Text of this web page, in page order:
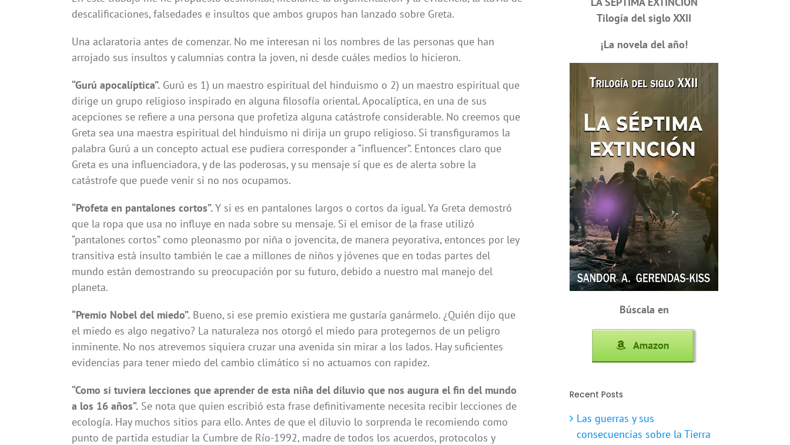
descalificaciones, falsedades e insultos que ambos grupos han lanzado sobre Greta.
Una aclaratoria antes de comenzar. No me interesan ni los nombres de las personas que han
arrojado sus insultos y calumnias contra la joven, ni desde cuáles medios lo hicieron.
“Gurú apocalíptica”. Gurú es 1) un maestro espiritual del hinduismo o 2) un maestro espiritual que
dirige un grupo religioso inspirado en alguna filosofía oriental. Apocalíptica, en una de sus
acepciones se refiere a una persona que profetiza alguna catástrofe considerable. No creemos que
Greta sea una maestra espiritual del hinduismo ni dirija un grupo religioso. Si transfiguramos la
palabra Gurú a un concepto actual ese pudiera corresponder a “influencer”. Entonces claro que
Greta es una influenciadora, y de las poderosas, y su mensaje sí que es de alerta sobre la
catástrofe que puede venir si no nos ocupamos.
“Profeta en pantalones cortos”.Y si es en pantalones largos o cortos da igual. Ya Greta demostró
que la ropa que usa no influye en nada sobre su mensaje. Si el emisor de la frase utilizó
“pantalones cortos” como pleonasmo por niña o jovencita, de manera peyorativa, entonces por ley
transitiva está insulto también le cae a millones de niños y jóvenes que en todas partes del
mundo están demostrando su preocupación por su futuro, debido a nuestro mal manejo del
planeta.
“Premio Nobel del miedo”. Bueno, si ese premio existiera me gustaría ganármelo. ¿Quién dijo que
el miedo es algo negativo? La naturaleza nos otorgó el miedo para protegernos de un peligro
inminente. No nos atrevemos siquiera cruzar una avenida sin mirar a los lados. Hay suficientes
evidencias para tener miedo del cambio climático si no actuamos con rapidez.
“Como si tuviera lecciones que aprender de esta niña del diluvio que nos augura el fin del mundo
a los 16 años”. Se nota que quien escribió esta frase definitivamente necesita recibir lecciones de
ecología. Hay muchos sitios para ello. Antes de que el diluvio lo sorprenda le recomiendo como
punto de partida estudiar la Cumbre de Río-1992, madre de todos los acuerdos, protocolos y
Tilogía del siglo XXII
¡La novela del año!
Búscala en
Recent Posts
Las guerras y sus
consecuencias sobre la Tierra